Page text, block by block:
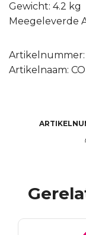
Gewicht: 4.2 kg
Meegeleverde
Artikelnummer:
Artikelnaam: